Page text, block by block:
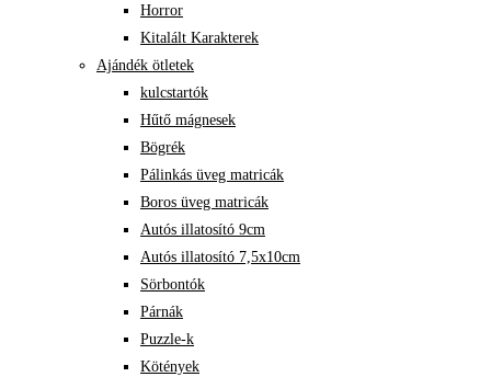
Horror
Kitalált Karakterek
Ajándék ötletek
kulcstartók
Hűtő mágnesek
Bögrék
Pálinkás üveg matricák
Boros üveg matricák
Autós illatosító 9cm
Autós illatosító 7,5x10cm
Sörbontók
Párnák
Puzzle-k
Kötények